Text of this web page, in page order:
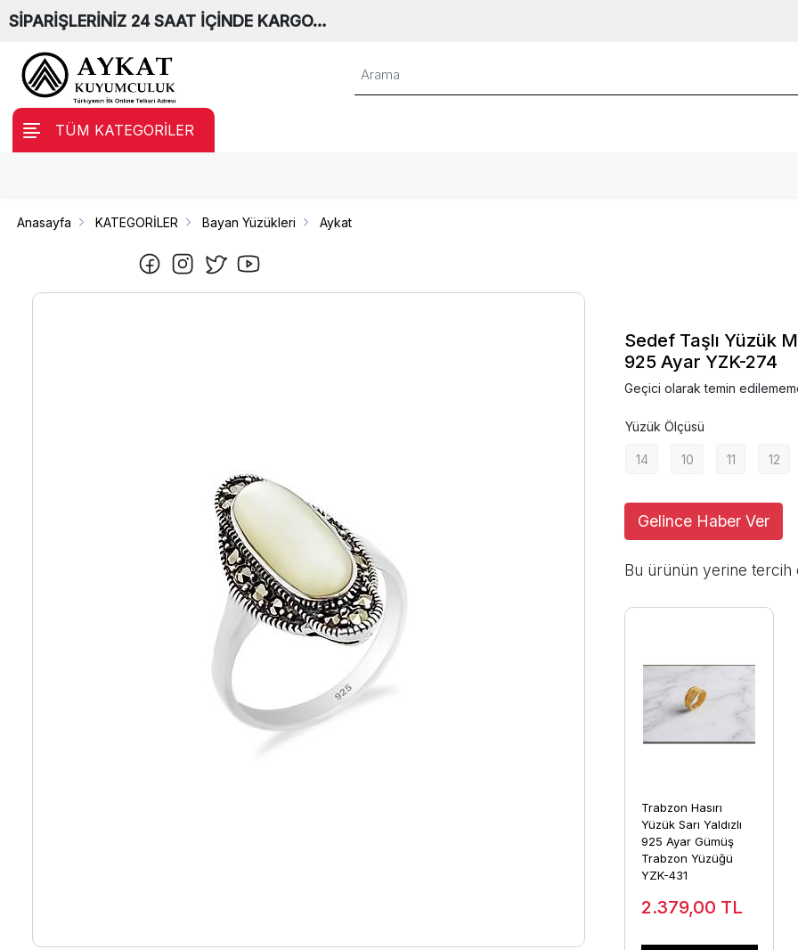
SİPARİŞLERİNİZ 24 SAAT İÇİNDE KARGO…
TÜM KATEGORİLER
Anasayfa KATEGORİLER Bayan Yüzükleri Aykat
Sedef Taşlı Yüzük
925 Ayar YZK-274
Geçici olarak temin
Yüzük Ölçüsü
14 10 11 12
Gelince Haber Ver
Bu ürünün yerine
Trabzon Hasırı
Yüzük Sarı Yaldızlı
925 Ayar Gümüş
Trabzon Yüzüğü
YZK-431
2.379,00 TL